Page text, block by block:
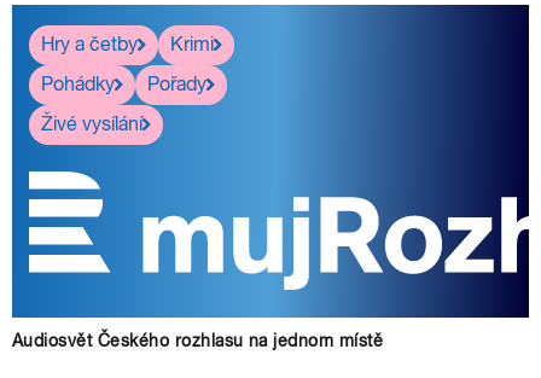
Hry a četby
Krimi
Pohádky
Pořady
Živé vysílání
Audiosvět Českého rozhlasu na jednom místě